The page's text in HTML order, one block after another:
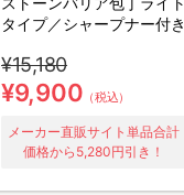
タイプ／シャープナー付き
¥15,180
¥9,900 （税込）
メーカー直販サイト単品合計
価格から5,280円引き！